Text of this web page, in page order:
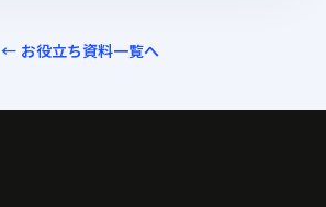
← お役立ち資料一覧へ